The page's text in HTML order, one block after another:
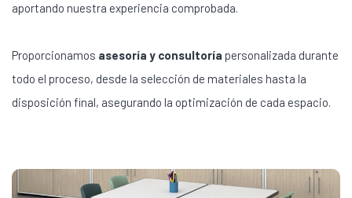
aportando nuestra experiencia comprobada.
Proporcionamos asesoría y consultoría personalizada durante
todo el proceso, desde la selección de materiales hasta la
disposición final, asegurando la optimización de cada espacio.